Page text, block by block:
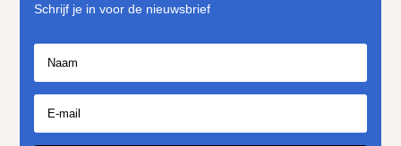
Schrijf je in voor de nieuwsbrief